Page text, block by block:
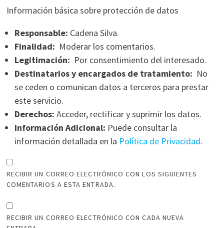
Información básica sobre protección de datos
Responsable: Cadena Silva.
Finalidad: Moderar los comentarios.
Legitimación: Por consentimiento del interesado.
Destinatarios y encargados de tratamiento: No
se ceden o comunican datos a terceros para prestar
este servicio.
Derechos: Acceder, rectificar y suprimir los datos.
Información Adicional: Puede consultar la
información detallada en la Política de Privacidad.
RECIBIR UN CORREO ELECTRÓNICO CON LOS SIGUIENTES
COMENTARIOS A ESTA ENTRADA.
RECIBIR UN CORREO ELECTRÓNICO CON CADA NUEVA